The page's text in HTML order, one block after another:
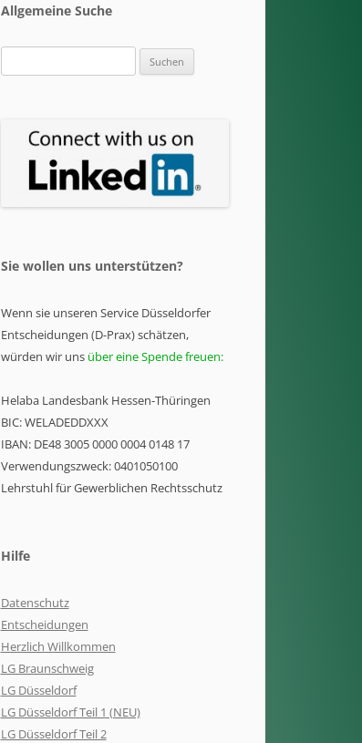
Allgemeine Suche
nach:
Sie wollen uns unterstützen?
Wenn sie unseren Service Düsseldorfer
Entscheidungen (D-Prax) schätzen,
würden wir uns über eine Spende freuen:
Helaba Landesbank Hessen-Thüringen
BIC: WELADEDDXXX
IBAN: DE48 3005 0000 0004 0148 17
Verwendungszweck: 0401050100
Lehrstuhl für Gewerblichen Rechtsschutz
Hilfe
Datenschutz
Entscheidungen
Herzlich Willkommen
LG Braunschweig
LG Düsseldorf
LG Düsseldorf Teil 1 (NEU)
LG Düsseldorf Teil 2